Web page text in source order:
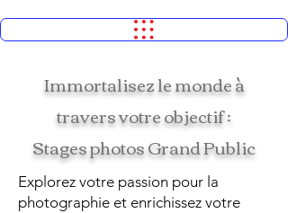
Immortalisez le monde à
travers votre objectif :
Stages photos Grand Public
Explorez votre passion pour la
photographie et enrichissez votre